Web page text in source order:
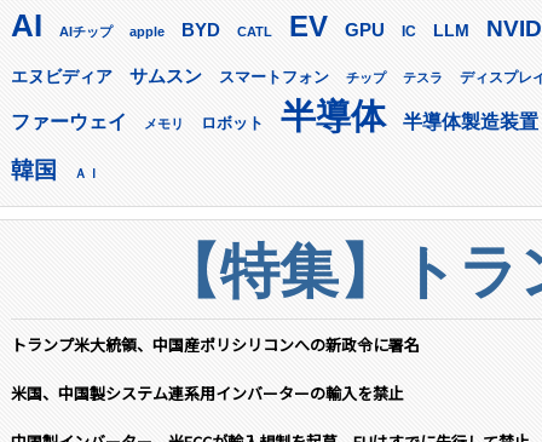
AI AIチップ apple BYD CATL EV GPU IC LLM
エヌビディア サムスン スマートフォン チップ テスラ ディスプレ
ファーウェイ メモリ ロボット 半導体 半導体製造装置
韓国 ＡＩ
【特集】ト
トランプ米大統領、中国産ポリシリコンへの新政令に署名
米国、中国製システム連系用インバーターの輸入を禁止